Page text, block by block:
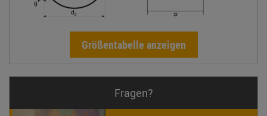
Größentabelle anzeigen
Fragen?